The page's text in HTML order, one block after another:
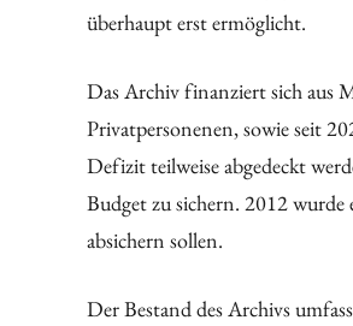
überhaupt erst ermöglicht.
Das Archiv finanziert sich aus
Privatpersonenen, sowie seit
Defizit teilweise abgedeckt
Budget zu sichern. 2012
absichern sollen.
Der Bestand des Archivs